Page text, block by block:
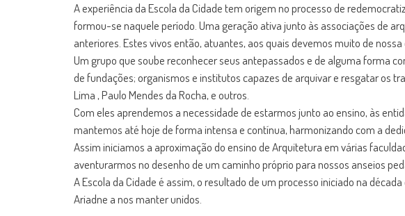
A experiência da Escola da Cidade tem origem no processo de
formou-se naquele período. Uma geração ativa junto às associações de
anteriores. Estes vivos então, atuantes, aos quais devemos muito de
Um grupo que soube reconhecer seus antepassados e de alguma forma
de fundações; organismos e institutos capazes de arquivar e resgatar os
Lima , Paulo Mendes da Rocha, e outros.
Com eles aprendemos a necessidade de estarmos junto ao ensino, às
mantemos até hoje de forma intensa e contínua, harmonizando com a
Assim iniciamos a aproximação do ensino de Arquitetura em várias
aventurarmos no desenho de um caminho próprio para nossos anseios
A Escola da Cidade é assim, o resultado de um processo iniciado na
Ariadne a nos manter unidos.